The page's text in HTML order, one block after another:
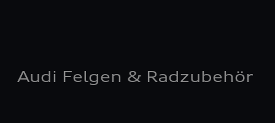
Audi Felgen & Radzubehör